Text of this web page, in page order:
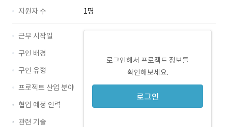
지원자 수
1명
로그인해서 프로젝트 정보를
확인해보세요.
로그인
근무 시작일
구인 배경
구인 유형
프로젝트 산업 분야
협업 예정 인력
관련 기술